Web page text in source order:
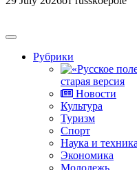
Рубрики
старая версия
Новости
Культура
Туризм
Спорт
Наука и техника
Экономика
Молодежь